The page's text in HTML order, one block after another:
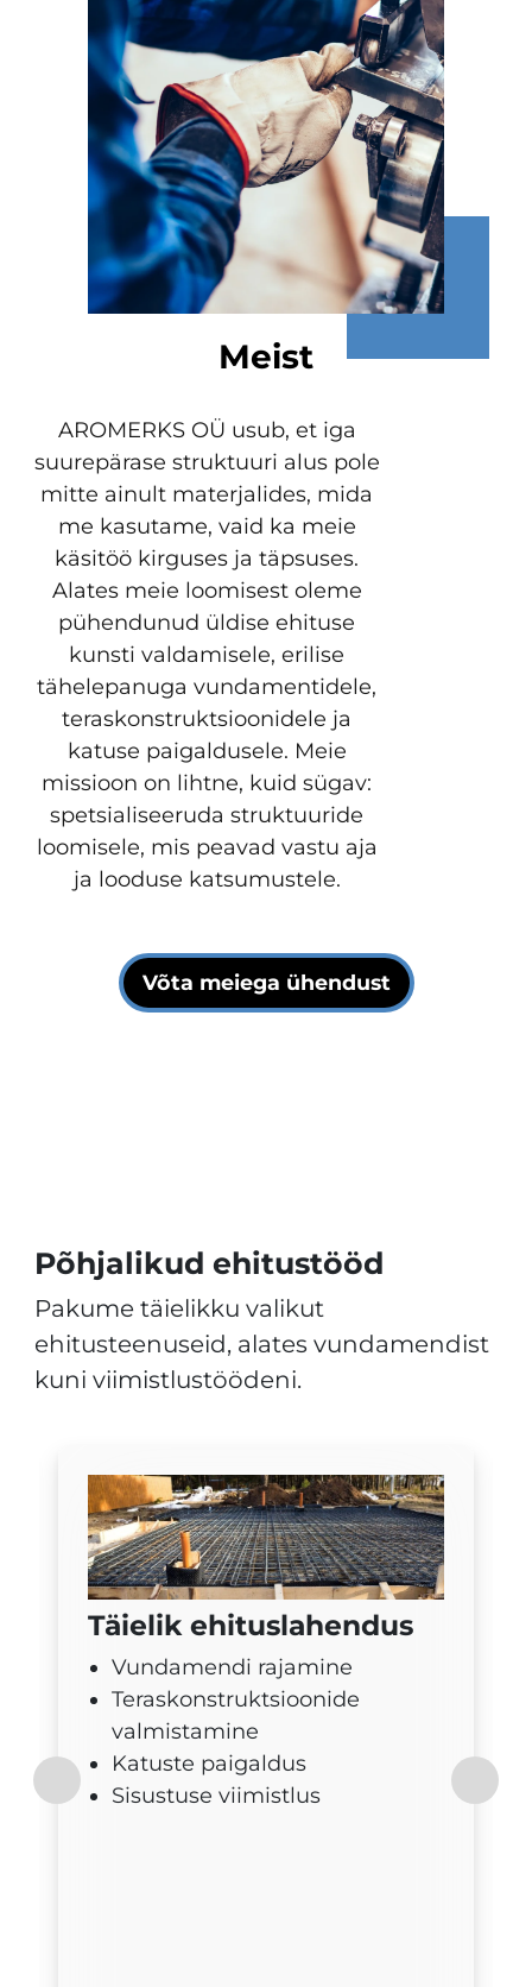
Meist
AROMERKS OÜ usub, et iga
suurepärase struktuuri alus pole
mitte ainult materjalides, mida
me kasutame, vaid ka meie
käsitöö kirguses ja täpsuses.
Alates meie loomisest oleme
pühendunud üldise ehituse
kunsti valdamisele, erilise
tähelepanuga vundamentidele,
teraskonstruktsioonidele ja
katuse paigaldusele. Meie
missioon on lihtne, kuid sügav:
spetsialiseeruda struktuuride
loomisele, mis peavad vastu aja
ja looduse katsumustele.
Võta meiega ühendust
Põhjalikud ehitustööd
Pakume täielikku valikut
ehitusteenuseid, alates vundamendist
kuni viimistlustöödeni.
Täielik ehituslahendus
Vundamendi rajamine
Teraskonstruktsioonide
valmistamine
Katuste paigaldus
Sisustuse viimistlus